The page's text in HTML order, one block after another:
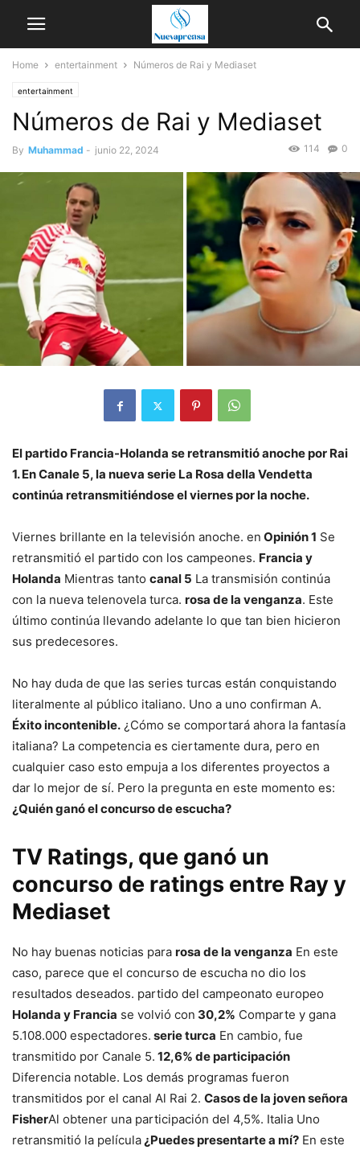
Home entertainment Números de Rai y Mediaset
entertainment
Números de Rai y Mediaset
By Muhammad - junio 22, 2024 0
114
El partido Francia-Holanda se retransmitió anoche por Rai
1. En Canale 5, la nueva serie La Rosa della Vendetta
continúa retransmitiéndose el viernes por la noche.
Viernes brillante en la televisión anoche. en Opinión 1 Se
retransmitió el partido con los campeones. Francia y
Holanda Mientras tanto canal 5 La transmisión continúa
con la nueva telenovela turca. rosa de la venganza. Este
último continúa llevando adelante lo que tan bien hicieron
sus predecesores.
No hay duda de que las series turcas están conquistando
literalmente al público italiano. Uno a uno confirman A.
Éxito incontenible. ¿Cómo se comportará ahora la fantasía
italiana? La competencia es ciertamente dura, pero en
cualquier caso esto empuja a los diferentes proyectos a
dar lo mejor de sí. Pero la pregunta en este momento es:
¿Quién ganó el concurso de escucha?
TV Ratings, que ganó un
concurso de ratings entre Ray y
Mediaset
No hay buenas noticias para rosa de la venganza En este
caso, parece que el concurso de escucha no dio los
resultados deseados. partido del campeonato europeo
Holanda y Francia se volvió con 30,2% Comparte y gana
5.108.000 espectadores. serie turca En cambio, fue
transmitido por Canale 5. 12,6% de participación
Diferencia notable. Los demás programas fueron
transmitidos por el canal Al Rai 2. Casos de la joven señora
FisherAl obtener una participación del 4,5%. Italia Uno
retransmitió la película¿Puedes presentarte a mí? En este